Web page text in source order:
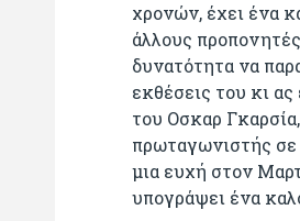
χρονών, έχει ένα
άλλους
δυνατότητα να
εκθέσεις του κι
του Οσκαρ
πρωταγωνιστής σε
μια ευχή στον
υπογράψει ένα